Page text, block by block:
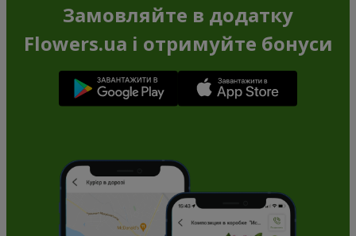
Замовляйте в додатку
Flowers.ua і отримуйте бонуси